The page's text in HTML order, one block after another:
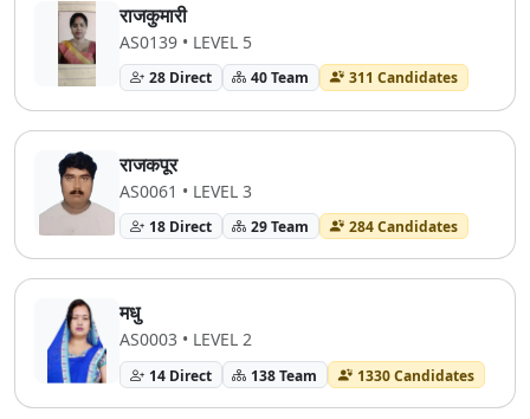
राजकुमारी
AS0139 • LEVEL 5
28 Direct 40 Team 311 Candidates
राजकपूर
AS0061 • LEVEL 3
18 Direct 29 Team 284 Candidates
मधु
AS0003 • LEVEL 2
14 Direct 138 Team 1330 Candidates